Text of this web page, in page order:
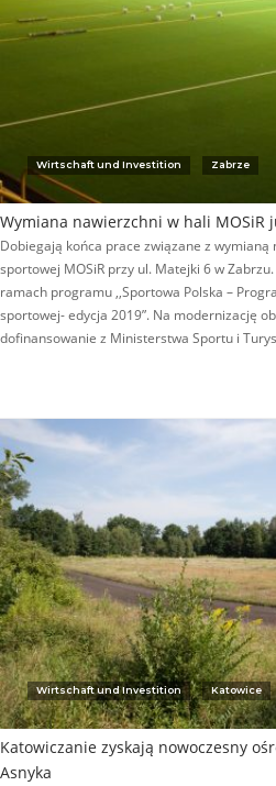
Wirtschaft und Investition Zabrze
Wymiana nawierzchni w hali MOSiR
Dobiegają końca prace związane z
sportowej MOSiR przy ul. Matejki 6 w
ramach programu ,,Sportowa Polska –
sportowej- edycja 2019”. Na modernizację
dofinansowanie z Ministerstwa Sportu i
Wirtschaft und Investition Katowice
Katowiczanie zyskają nowoczesny
Asnyka